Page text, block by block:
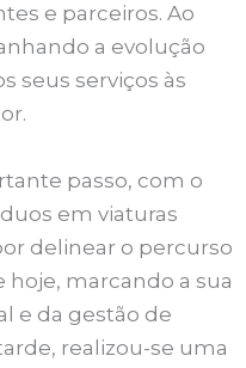
e parceiros. Ao
a evolução
seus serviços às
passo, com o
em viaturas
delinear o percurso
hoje, marcando a sua
e da gestão de
realizou-se uma